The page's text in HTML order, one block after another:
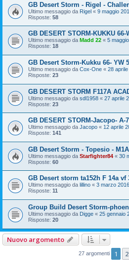
GB Desert Storm - Rigel -
Ultimo messaggio da Rigel « 9 maggio
Risposte: 58
GB DESERT STORM-KUKKU 66-
Ultimo messaggio da Madd 22 « 5
Risposte: 18
GB Desert Storm-Kukku 66- YW
Ultimo messaggio da Cox-One « 28
Risposte: 23
GB DESERT STORM F117A
Ultimo messaggio da sdl1958 « 27 aprile
Risposte: 23
GB DESERT STORM-Jacopo- A-
Ultimo messaggio da Jacopo « 12 aprile
Risposte: 141
GB Desert Storm - Topesio -
Ultimo messaggio da Starfighter84 « 30
Risposte: 60
GB Desert storm ta152h F 14a vf
Ultimo messaggio da lillino « 3 marzo
Risposte: 11
Group Build Desert Storm-
Ultimo messaggio da Digge « 25 gennaio
Risposte: 20
Nuovo argomento
27 argomenti 1 2